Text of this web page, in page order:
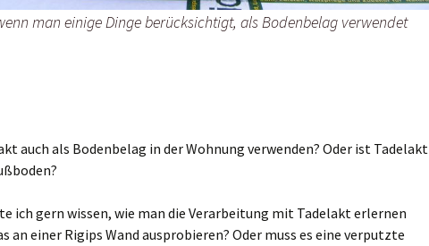
man einige Dinge berücksichtigt, als Bodenbelag verwendet
auch als Bodenbelag in der Wohnung verwenden? Oder ist Tadelakt
ich gern wissen, wie man die Verarbeitung mit Tadelakt erlernen
an einer Rigips Wand ausprobieren? Oder muss es eine verputzte